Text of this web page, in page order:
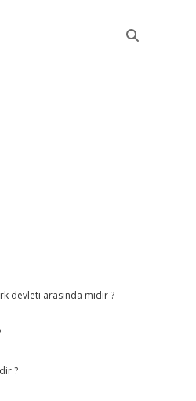
devleti arasında mıdır ?
?